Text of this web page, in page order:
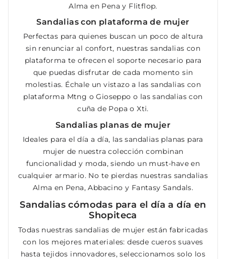
Alma en Pena y Flitflop.
Sandalias con plataforma de mujer
Perfectas para quienes buscan un poco de altura
sin renunciar al confort, nuestras sandalias con
plataforma te ofrecen el soporte necesario para
que puedas disfrutar de cada momento sin
molestias. Échale un vistazo a las sandalias con
plataforma Mtng o Gioseppo o las sandalias con
cuña de Popa o Xti.
Sandalias planas de mujer
Ideales para el día a día, las sandalias planas para
mujer de nuestra colección combinan
funcionalidad y moda, siendo un must-have en
cualquier armario. No te pierdas nuestras sandalias
Alma en Pena, Abbacino y Fantasy Sandals.
Sandalias cómodas para el día a día en
Shopiteca
Todas nuestras sandalias de mujer están fabricadas
con los mejores materiales: desde cueros suaves
hasta tejidos innovadores, seleccionamos solo los